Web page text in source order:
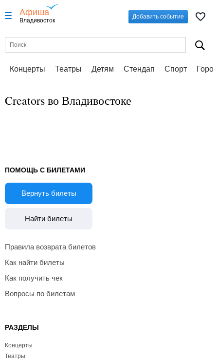
Афиша
Владивосток
Добавить событие
Концерты Театры Детям Стендап Спорт
Creators во Владивостоке
ПОМОЩЬ С БИЛЕТАМИ
Вернуть билеты
Найти билеты
Правила возврата билетов
Как найти билеты
Как получить чек
Вопросы по билетам
РАЗДЕЛЫ
Концерты
Театры